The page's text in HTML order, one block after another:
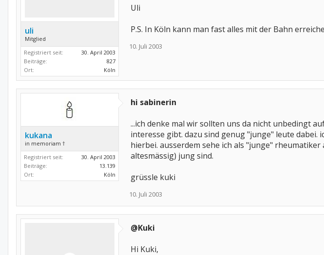
uli
Mitglied
Registriert seit:
30. April 2003
Beiträge:
827
Ort:
Köln
Uli
P.S. In Köln kann man fast alles mit der Bahn
10. Juli 2003
kukana
in memoriam †
Registriert seit:
30. April 2003
Beiträge:
13.139
Ort:
Köln
hi sabinerin
...ich denke mal wir sollten uns da nicht unbedingt
interesse gibt. dazu sind genug "junge" leute
hierbei. ausserdem sehe ich als "junge"
altesmässig) jung sind.
grüssle kuki
10. Juli 2003
@Kuki
Hi Kuki,